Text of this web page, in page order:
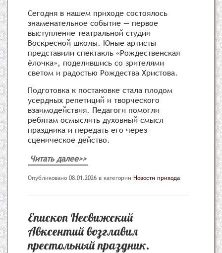
Сегодня в нашем приходе состоялось
знаменательное событие — первое
выступление театральной студии
Воскресной школы. Юные артисты
представили спектакль «Рождественская
ёлочка», поделившись со зрителями
светом и радостью Рождества Христова.
Подготовка к постановке стала плодом
усердных репетиций и творческого
взаимодействия. Педагоги помогли
ребятам осмыслить духовный смысл
праздника и передать его через
сценическое действо.
Читать далее>>
Опубликовано 08.01.2026 в категории Новости прихода
Епископ Несвижский
Авксентий возглавил
престольный праздник.